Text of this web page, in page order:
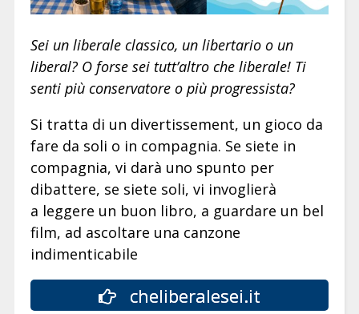
Sei un liberale classico, un libertario o un
liberal? O forse sei tutt’altro che liberale! Ti
senti più conservatore o più progressista?
Si tratta di un divertissement, un gioco da
fare da soli o in compagnia. Se siete in
compagnia, vi darà uno spunto per
dibattere, se siete soli, vi invoglierà
a leggere un buon libro, a guardare un bel
film, ad ascoltare una canzone
indimenticabile
cheliberalesei.it